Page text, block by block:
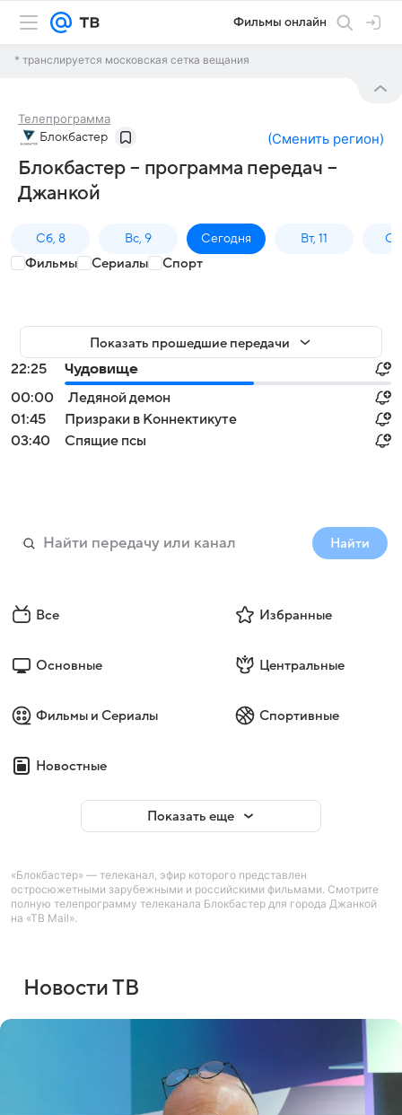
Фильмы онлайн
* транслируется московская сетка вещания
Телепрограмма
Блокбастер (Сменить регион)
Блокбастер – программа передач –
Джанкой
Сб, 8 Вс, 9 Сегодня Вт, 11
Фильмы Сериалы Спорт
Показать прошедшие передачи
22:25
Чудовище
00:00
Ледяной демон
01:45
Призраки в Коннектикуте
03:40
Спящие псы
Найти
Все Избранные
Основные Центральные
Фильмы и Сериалы Спортивные
Новостные
Показать еще
«Блокбастер» — телеканал, эфир которого представлен
остросюжетными зарубежными и российскими фильмами. Смотрите
полную телепрограмму телеканала Блокбастер для города Джанкой
на «ТВ Mail».
Новости ТВ